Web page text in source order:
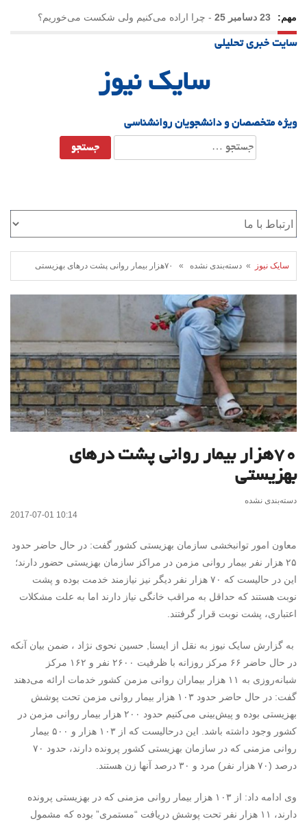
مهم: 23 دسامبر 25 - چرا اراده می‌کنیم ولی شکست می‌خوریم؟
21 دسامبر 25
سایت خبری تحلیلی
سایک نیوز
ویژه متخصصان و دانشجویان روانشناسی
جستجو
برای:
سایک نیوز » دسته‌بندی نشده » ۷۰هزار بیمار روانی پشت درهای بهزیستی
۷۰هزار بیمار روانی پشت درهای
بهزیستی
دسته‌بندی نشده
2017-07-01 10:14
معاون امور توانبخشی سازمان بهزیستی کشور گفت: در حال حاضر حدود
۲۵ هزار نفر بیمار روانی مزمن در مراکز سازمان بهزیستی حضور دارند؛
این در حالیست که ۷۰ هزار نفر دیگر نیز نیازمند خدمت بوده و پشت
نوبت هستند که حداقل به مراقب خانگی نیاز دارند اما به علت مشکلات
اعتباری، پشت نوبت قرار گرفتند.
به گزارش سایک نیوز به نقل از ایسنا, حسین نحوی نژاد ، ضمن بیان آنکه
در حال حاضر ۶۶ مرکز روزانه با ظرفیت ۲۶۰۰ نفر و ۱۶۲ مرکز
شبانه‌روزی به ۱۱ هزار بیماران روانی مزمن کشور خدمات ارائه می‌دهند
گفت: در حال حاضر حدود ۱۰۳ هزار بیمار روانی مزمن تحت پوشش
بهزیستی بوده و پیش‌بینی می‌کنیم حدود ۲۰۰ هزار بیمار روانی مزمن در
کشور وجود داشته باشد. این درحالیست که از ۱۰۳ هزار و ۵۰۰ بیمار
روانی مزمنی که در سازمان بهزیستی کشور پرونده دارند، حدود ۷۰
درصد (۷۰ هزار نفر) مرد و ۳۰ درصد آنها زن هستند.
وی ادامه داد: از ۱۰۳ هزار بیمار روانی مزمنی که در بهزیستی پرونده
دارند، ۱۱ هزار نفر تحت پوشش دریافت “مستمری” بوده که مشمول